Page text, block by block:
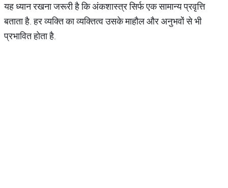
यह ध्यान रखना जरूरी है कि अंकशास्त्र सिर्फ एक सामान्य प्रवृत्ति
बताता है. हर व्यक्ति का व्यक्तित्व उसके माहौल और अनुभवों से भी
प्रभावित होता है.